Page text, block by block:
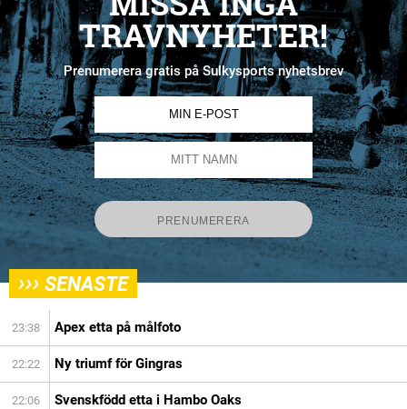
TRAVNYHETER!
Prenumerera gratis på Sulkysports nyhetsbrev
››› SENASTE
23:38 Apex etta på målfoto
22:22 Ny triumf för Gingras
22:06 Svenskfödd etta i Hambo Oaks